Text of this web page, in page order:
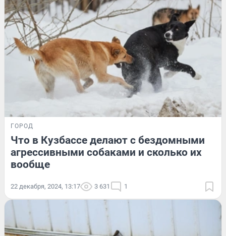
ГОРОД
Что в Кузбассе делают с бездомными
агрессивными собаками и сколько их
вообще
22 декабря, 2024, 13:17 3 631 1